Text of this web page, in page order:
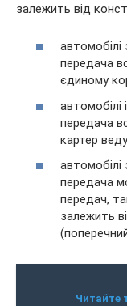
залежить від
передача
єдиному
передача
картер
передача
передач,
залежить
Читайте